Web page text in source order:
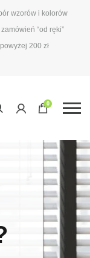
wzorów i kolorów
“od ręki”
200 zł
0